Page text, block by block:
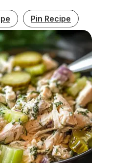
Pin Recipe